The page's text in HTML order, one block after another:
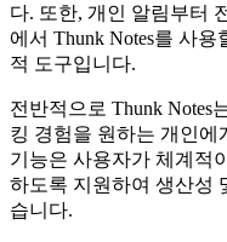
다. 또한, 개인 알림부터
에서 Thunk Notes를 사
적 도구입니다.
전반적으로 Thunk Notes
킹 경험을 원하는 개인에
기능은 사용자가 체계적
하도록 지원하여 생산성
습니다.